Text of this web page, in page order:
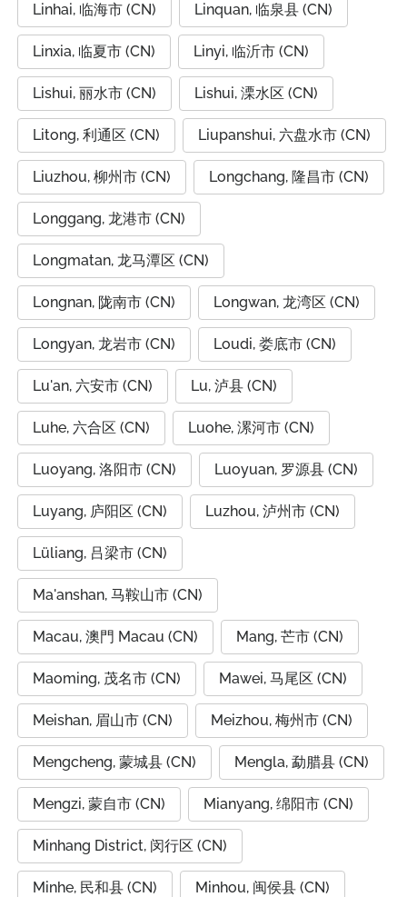
Linhai, 临海市 (CN) Linquan, 临泉县 (CN)
Linxia, 临夏市 (CN) Linyi, 临沂市 (CN)
Lishui, 丽水市 (CN) Lishui, 溧水区 (CN)
Litong, 利通区 (CN) Liupanshui, 六盘水市 (CN)
Liuzhou, 柳州市 (CN) Longchang, 隆昌市 (CN)
Longgang, 龙港市 (CN)
Longmatan, 龙马潭区 (CN)
Longnan, 陇南市 (CN) Longwan, 龙湾区 (CN)
Longyan, 龙岩市 (CN) Loudi, 娄底市 (CN)
Lu'an, 六安市 (CN) Lu, 泸县 (CN)
Luhe, 六合区 (CN) Luohe, 漯河市 (CN)
Luoyang, 洛阳市 (CN) Luoyuan, 罗源县 (CN)
Luyang, 庐阳区 (CN) Luzhou, 泸州市 (CN)
Lüliang, 吕梁市 (CN)
Ma'anshan, 马鞍山市 (CN)
Macau, 澳門 Macau (CN) Mang, 芒市 (CN)
Maoming, 茂名市 (CN) Mawei, 马尾区 (CN)
Meishan, 眉山市 (CN) Meizhou, 梅州市 (CN)
Mengcheng, 蒙城县 (CN) Mengla, 勐腊县 (CN)
Mengzi, 蒙自市 (CN) Mianyang, 绵阳市 (CN)
Minhang District, 闵行区 (CN)
Minhe, 民和县 (CN) Minhou, 闽侯县 (CN)